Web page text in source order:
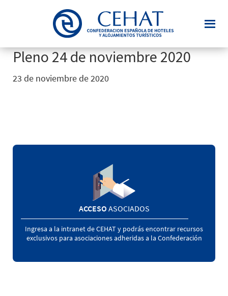
principal
Pleno 24 de noviembre 2020
23 de noviembre de 2020
ACCESO ASOCIADOS
Ingresa a la intranet de CEHAT y podrás encontrar recursos
exclusivos para asociaciones adheridas a la Confederación